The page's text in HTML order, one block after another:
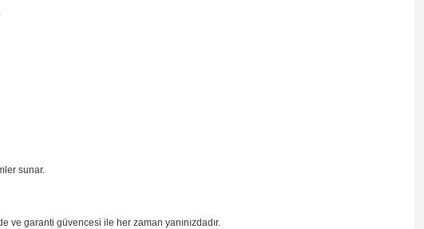
sunar.
ve garanti güvencesi ile her zaman yanınızdadır.